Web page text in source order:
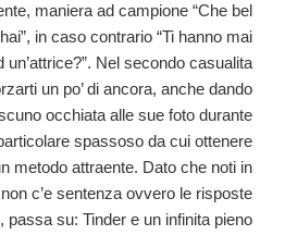
maniera ad campione “Che bel
in caso contrario “Ti hanno mai
Nel secondo casualita
un po’ di ancora, anche dando
occhiata alle sue foto durante
spassoso da cui ottenere
metodo attraente. Dato che noti in
c’e sentenza ovvero le risposte
su: Tinder e un infinita pieno